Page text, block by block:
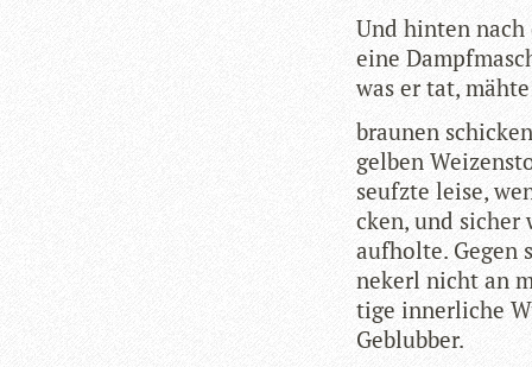
Und hin­ten
eine
was er tat,
brau­nen
gel­ben
seufzte leise,
cken, und
auf­holte. Gegen
nekerl nicht an
tige inner­li­che
Geblubber.